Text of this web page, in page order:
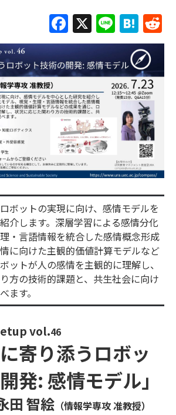
Facebook
X Line
ボットの実現に向け、感情モデルを
介します。深層学習による感情分化
・⾔語情報を統合した感情概念形成
に向けた主観的価値計算モデルなど
ットが⼈の感情を主観的に理解し、
⽅の技術的課題と、共⽣社会に向け
ます。
vol.46
に寄り添うロボッ
発: 感情モデル」
田 智絵 （情報学専攻 准教授）